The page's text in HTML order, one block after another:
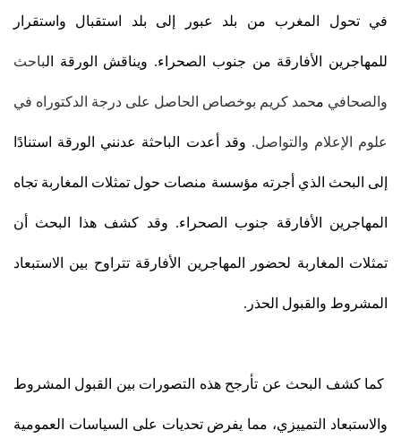
في تحول المغرب من بلد عبور إلى بلد استقبال واستقرار
للمهاجرين الأفارقة من جنوب الصحراء. ويناقش الورقة الباحث
والصحافي محمد كريم بوخصاص الحاصل على درجة الدكتوراه في
علوم الإعلام والتواصل. وقد أعدت الباحثة عدنني الورقة استنادًا
إلى البحث الذي أجرته مؤسسة منصات حول تمثلات المغاربة تجاه
المهاجرين الأفارقة جنوب الصحراء. وقد كشف هذا البحث أن
تمثلات المغاربة لحضور المهاجرين الأفارقة تتراوح بين الاستبعاد
المشروط والقبول الحذر.
كما كشف البحث عن تأرجح هذه التصورات بين القبول المشروط
والاستبعاد التمييزي، مما يفرض تحديات على السياسات العمومية